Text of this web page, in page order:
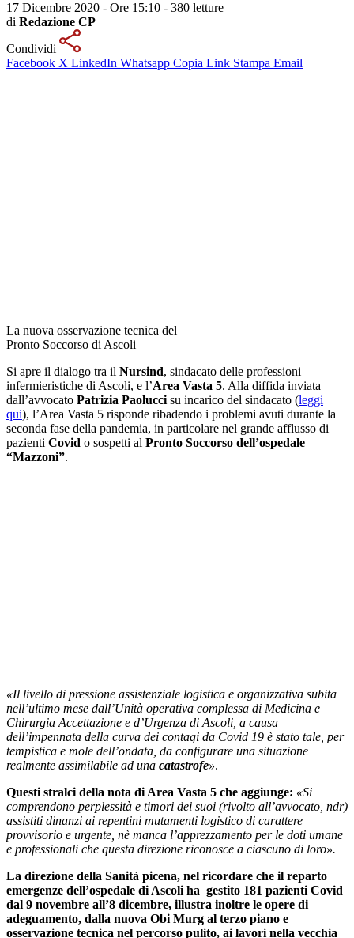
17 Dicembre 2020 - Ore 15:10 - 380 letture
di Redazione CP
Condividi
Facebook X LinkedIn Whatsapp Copia Link Stampa Email
La nuova osservazione tecnica del
Pronto Soccorso di Ascoli
Si apre il dialogo tra il Nursind, sindacato delle professioni
infermieristiche di Ascoli, e l’Area Vasta 5. Alla diffida inviata
dall’avvocato Patrizia Paolucci su incarico del sindacato (leggi
qui), l’Area Vasta 5 risponde ribadendo i problemi avuti durante la
seconda fase della pandemia, in particolare nel grande afflusso di
pazienti Covid o sospetti al Pronto Soccorso dell’ospedale
“Mazzoni”.
«Il livello di pressione assistenziale logistica e organizzativa subita
nell’ultimo mese dall’Unità operativa complessa di Medicina e
Chirurgia Accettazione e d’Urgenza di Ascoli, a causa
dell’impennata della curva dei contagi da Covid 19 è stato tale, per
tempistica e mole dell’ondata, da configurare una situazione
realmente assimilabile ad una catastrofe».
Questi stralci della nota di Area Vasta 5 che aggiunge: «Si
comprendono perplessità e timori dei suoi (rivolto all’avvocato, ndr)
assistiti dinanzi ai repentini mutamenti logistico di carattere
provvisorio e urgente, nè manca l’apprezzamento per le doti umane
e professionali che questa direzione riconosce a ciascuno di loro».
La direzione della Sanità picena, nel ricordare che il reparto
emergenze dell’ospedale di Ascoli ha gestito 181 pazienti Covid
dal 9 novembre all’8 dicembre, illustra inoltre le opere di
adeguamento, dalla nuova Obi Murg al terzo piano e
osservazione tecnica nel percorso pulito, ai lavori nella vecchia